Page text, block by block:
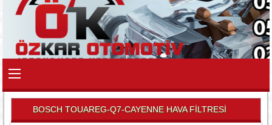
BOSCH TOUAREG-Q7-CAYENNE HAVA FİLTRESİ